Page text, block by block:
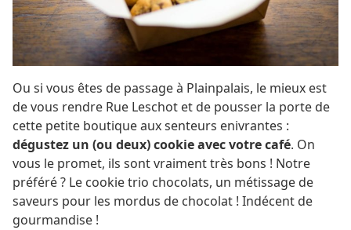
Ou si vous êtes de passage à Plainpalais, le mieux est
de vous rendre Rue Leschot et de pousser la porte de
cette petite boutique aux senteurs enivrantes :
dégustez un (ou deux) cookie avec votre café. On
vous le promet, ils sont vraiment très bons ! Notre
préféré ? Le cookie trio chocolats, un métissage de
saveurs pour les mordus de chocolat ! Indécent de
gourmandise !